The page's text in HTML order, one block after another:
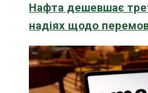
Нафта дешевшає
надіях щодо